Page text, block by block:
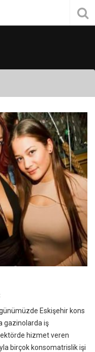
Eskişehir kons
gazinolarda iş
hizmet veren
birçok konsomatrislik işi